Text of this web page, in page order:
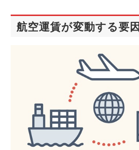
航空運賃が変動する要因